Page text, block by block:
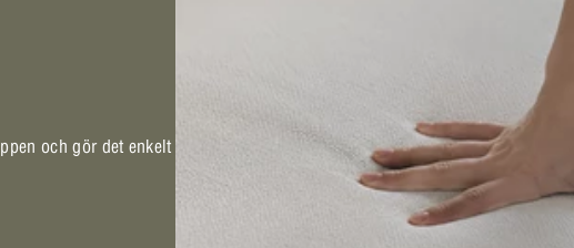
och gör det enkelt